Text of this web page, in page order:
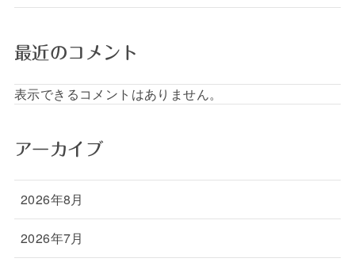
最近のコメント
表示できるコメントはありません。
アーカイブ
2026年8月
2026年7月